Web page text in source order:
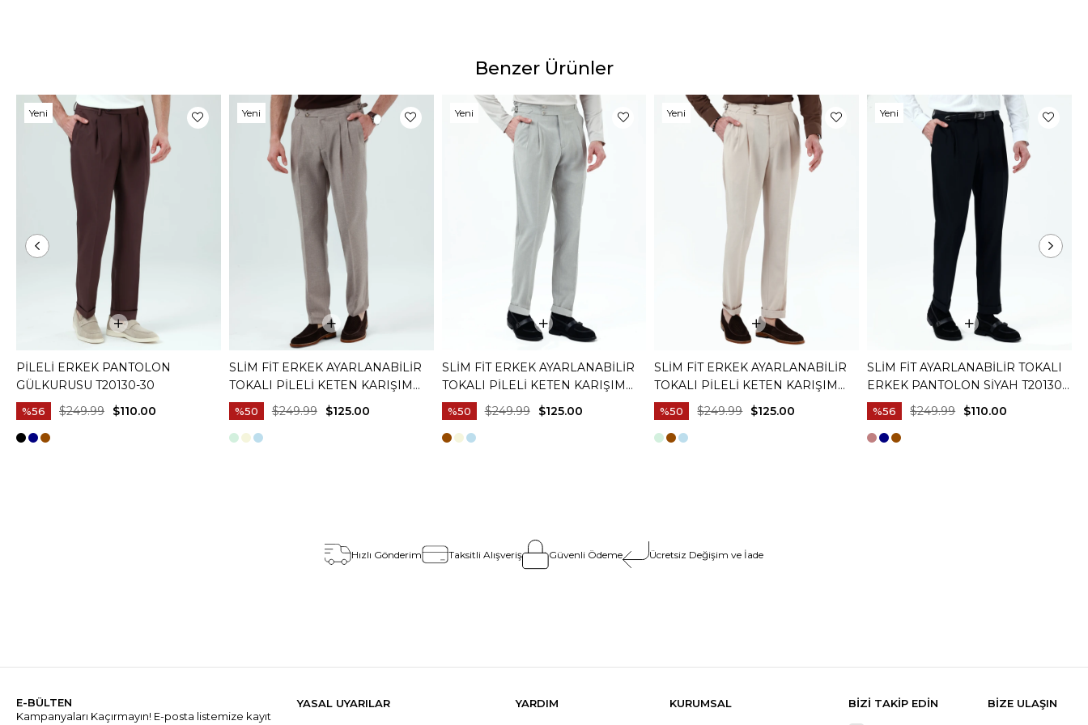
Bu durum ekran , monitör veya ışık parlaklığı ayarları
gibi bir çok sebeplerden kaynaklanabilir.
Benzer Ürünler
PILELI ERKEK PANTOLON
GÜLKURUSU T20130-30
%56 $110.00
$249.99
Yeni
SLIM FIT ERKEK AYARLANABILIR
TOKALI PILELI KETEN KARIŞIM
PANTOLON KAHVERENGI T20129-
03
%50 $125.00
$249.99
Yeni
SLIM FIT ERKEK AYARLANABILIR
TOKALI PILELI KETEN KARIŞIM
PANTOLON MINT YEŞILI T20129-32
%50 $125.00
$249.99
Yeni
SLIM FIT ERKEK AYARLANABILIR
TOKALI PILELI KETEN KARIŞIM
PANTOLON BEJ T20129-09
%50 $125.00
$249.99
Yeni
SLIM FIT AYARLANABILIR TOKALI
ERKEK PANTOLON SIYAH T20130-
01
%56 $110.00
$249.99
Yeni
Hızlı Gönderim Taksitli Alışveriş Güvenli Ödeme Ücretsiz Değişim ve İade
E-BÜLTEN
Kampanyaları Kaçırmayın! E-posta listemize kayıt
YASAL UYARILAR YARDIM KURUMSAL BİZİ TAKİP EDİN BİZE ULAŞIN